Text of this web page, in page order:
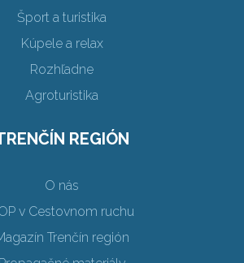
Šport a turistika
Kúpele a relax
Rozhľadne
Agroturistika
REGIÓN
O nás
v Cestovnom ruchu
Trenčín región